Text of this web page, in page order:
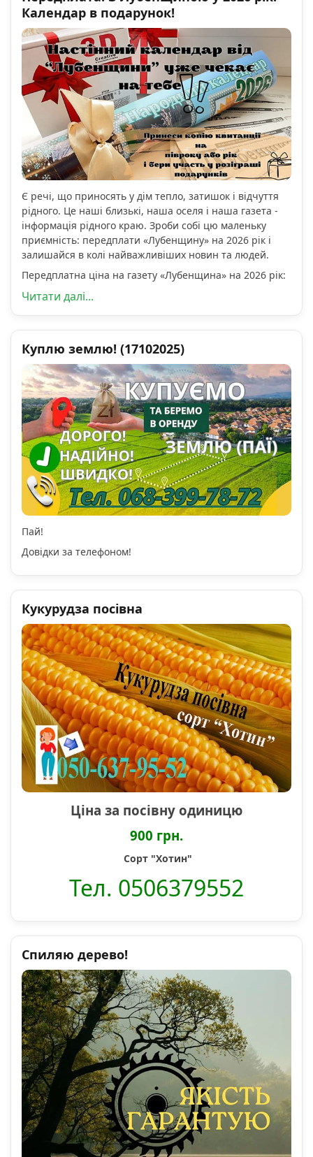
Календар в подарунок!
Є речі, що приносять у дім тепло, затишок і відчуття
рідного. Це наші близькі, наша оселя і наша газета -
інформація рідного краю. Зроби собі цю маленьку
приємність: передплати «Лубенщину» на 2026 рік і
залишайся в колі найважливіших новин та людей.
Передплатна ціна на газету «Лубенщина» на 2026 рік:
Читати далі...
Куплю землю! (17102025)
Пай!
Довідки за телефоном!
Кукурудза посівна
Ціна за посівну одиницю
900 грн.
Сорт "Хотин"
Тел. 0506379552
Спиляю дерево!